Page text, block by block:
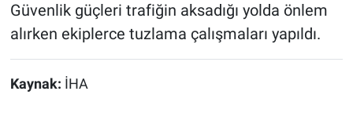
Güvenlik güçleri trafiğin aksadığı yolda önlem
alırken ekiplerce tuzlama çalışmaları yapıldı.
Kaynak: İHA